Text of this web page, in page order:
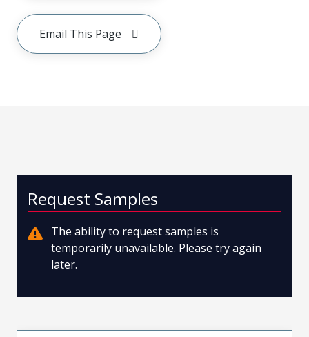
Email This Page
Request Samples
The ability to request samples is
temporarily unavailable. Please try again
later.